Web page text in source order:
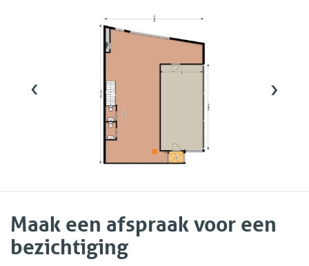
‹ ›
Maak een afspraak voor een
bezichtiging